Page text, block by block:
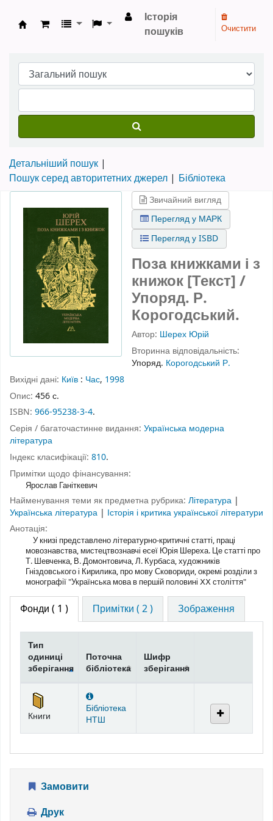
Бібліотека НТШ › Електронний каталог
Історія
пошуків
Очистити
Детальніший пошук
Пошук серед авторитетних джерел
Бібліотека
Звичайний вигляд
Перегляд у МАРК
Перегляд у ISBD
Поза книжками і з
книжок [Текст] /
Упоряд. Р.
Корогодський.
Автор: Шерех Юрій
Вторинна відповідальність:
Упоряд. Корогодський Р.
Вихідні дані: Київ : Час, 1998
Опис: 456 с.
ISBN: 966-95238-3-4.
Серія / багаточастинне видання: Українська модерна
література
Індекс класифікації: 810.
Примітки щодо фінансування:
Ярослав Ганіткевич
Найменування теми як предметна рубрика: Література |
Українська література | Історія і критика української літератури
Анотація:
У книзі представлено літературно-критичні статті, праці
мовознавства, мистецтвознавчі есеї Юрія Шереха. Це статті про
Т. Шевченка, В. Домонтовича, Л. Курбаса, художників
Гніздовського і Кирилика, про мову Сковориди, окремі розділи з
монографії "Українська мова в першій половині ⅩⅩ століття"
Фонди ( 1 ) Примітки ( 2 ) Зображення
Фонди
Тип
одиниці
зберігання
Поточна
бібліотека
Шифр
зберігання
Книги
Бібліотека
НТШ
Замовити
Друк